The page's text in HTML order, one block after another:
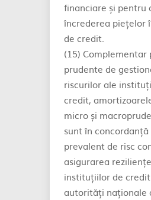
financiare și pentru
încrederea piețelor
de credit.
(15)
prudente de
riscurilor ale
credit,
micro și
sunt în
prevalent de risc
asigurarea
instituțiilor de
autorități naționale